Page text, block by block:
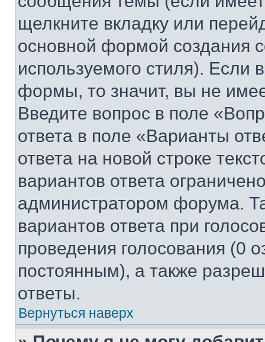
щелкните вкладку или
основной формой создания
используемого стиля). Если
формы, то значит, вы не
Введите вопрос в поле
ответа в поле «Варианты
ответа на новой строке
вариантов ответа
администратором форума.
вариантов ответа при
проведения голосования (0
постоянным), а также
ответы.
Вернуться наверх